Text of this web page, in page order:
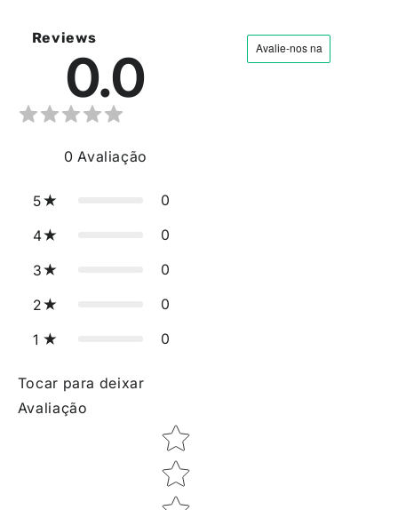
Reviews
0.0
0 Avaliação
5 0
4 0
3 0
2 0
1 0
Tocar para deixar
Avaliação
Star rating